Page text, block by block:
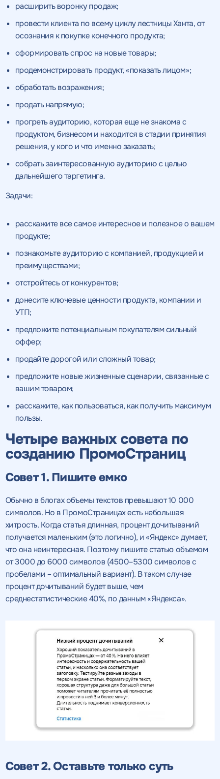
расширить воронку продаж;
провести клиента по всему циклу лестницы Ханта, от
осознания к покупке конечного продукта;
сформировать спрос на новые товары;
продемонстрировать продукт, «показать лицом»;
обработать возражения;
продать напрямую;
прогреть аудиторию, которая еще не знакома с
продуктом, бизнесом и находится в стадии принятия
решения, у кого и что именно заказать;
собрать заинтересованную аудиторию с целью
дальнейшего таргетинга.
Задачи:
расскажите все самое интересное и полезное о вашем
продукте;
познакомьте аудиторию с компанией, продукцией и
преимуществами;
отстройтесь от конкурентов;
донесите ключевые ценности продукта, компании и
УТП;
предложите потенциальным покупателям сильный
оффер;
продайте дорогой или сложный товар;
предложите новые жизненные сценарии, связанные с
вашим товаром;
расскажите, как пользоваться, как получить максимум
пользы.
Четыре важных совета по
созданию ПромоСтраниц
Совет 1. Пишите емко
Обычно в блогах объемы текстов превышают 10 000
символов. Но в ПромоСтраницах есть небольшая
хитрость. Когда статья длинная, процент дочитываний
получается маленьким (это логично), и «Яндекс» думает,
что она неинтересная. Поэтому пишите статью объемом
от 3000 до 6000 символов (4500–5300 символов с
пробелами – оптимальный вариант). В таком случае
процент дочитываний будет выше, чем
среднестатистические 40%, по данным «Яндекса».
Совет 2. Оставьте только суть
Получитькоммерческое
предложение
Нажимая на кнопку, "получить
предложение" вы даете согласие
на обработку персональных
и соглашаетесь c
политикой конфиденциальности
ПРЕДЛОЖЕНИЕ
Получитькоммерческое
предложениепо тарифу
Нажимая на кнопку, "получить
предложение" вы даете согласие
на обработку персональных
и соглашаетесь c
политикой конфиденциальности
ПРЕДЛОЖЕНИЕ
Получить
качественный
SEO - аудит
Вместе с аудитом
мы даем структуру
Нажимая на кнопку, "Провести аудит" вы даете согласие
конфиденциальности
ПРОВЕСТИ АУДИТ
Отклик на вакансию
Укажите ваш номер телефона и мы свяжемся с
вами в ближайшее время
обработку персональных данныхи соглашаетесь cполитикой
конфиденциальности
ОТПРАВИТЬ
на обработку персональных данных
и соглашаетесь c политикой
конфиденциальности
ОТПРАВИТЬ
на
обработку персональных данных
и соглашаетесь c
политикой конфиденциальности
Воспользоваться
предложением
Укажите ваш номер телефона
и введите промокод
соответствующий
спецпредложению
Нажимая на кнопку, "Отправить" вы даете согласие
обработку персональных данныхи соглашаетесь c
Нажимая на кнопку, "Перезвонить" вы даете согласие на
обработку персональных данныхи соглашаетесь c
политикой конфиденциальности